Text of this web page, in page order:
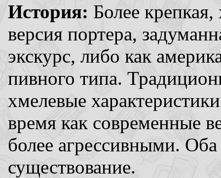
История: Более
версия портера,
экскурс, либо как
пивного типа.
хмелевые
время как современные
более агрессивными.
существование.